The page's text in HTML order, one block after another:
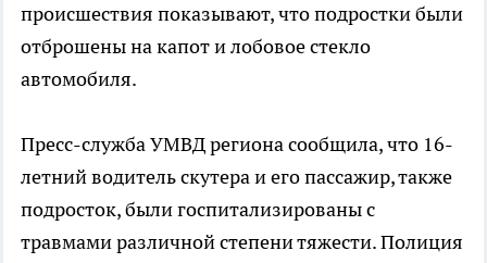
происшествия показывают, что подростки были
отброшены на капот и лобовое стекло
автомобиля.
Пресс-служба УМВД региона сообщила, что 16-
летний водитель скутера и его пассажир, также
подросток, были госпитализированы с
травмами различной степени тяжести. Полиция